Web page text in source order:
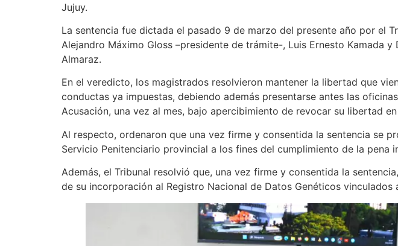
Jujuy.
La sentencia fue dictada el pasado 9 de marzo del presente año por el
Alejandro Máximo Gloss –presidente de trámite-, Luis Ernesto Kamada
Almaraz.
En el veredicto, los magistrados resolvieron mantener la libertad que
conductas ya impuestas, debiendo además presentarse antes las
Acusación, una vez al mes, bajo apercibimiento de revocar su libertad
Al respecto, ordenaron que una vez firme y consentida la sentencia se
Servicio Penitenciario provincial a los fines del cumplimiento de la pena
Además, el Tribunal resolvió que, una vez firme y consentida la
de su incorporación al Registro Nacional de Datos Genéticos